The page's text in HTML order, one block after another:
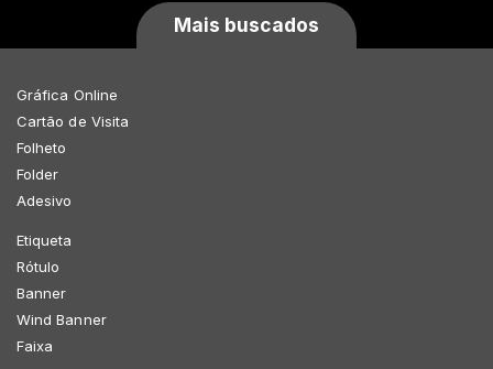
Mais buscados
Gráfica Online
Cartão de Visita
Folheto
Folder
Adesivo
Etiqueta
Rótulo
Banner
Wind Banner
Faixa